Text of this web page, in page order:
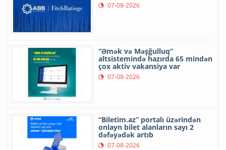
07-08-2026
“Əmək və Məşğulluq”
altsistemində hazırda 65 mindən
çox aktiv vakansiya var
07-08-2026
“Biletim.az” portalı üzərindən
onlayn bilet alanların sayı 2
dəfəyədək artıb
07-08-2026